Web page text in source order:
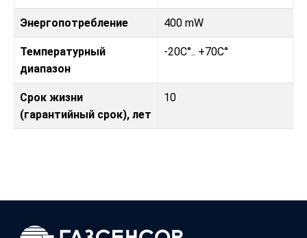
Энергопотребление 400 mW
Температурный
диапазон
-20C°.. +70C°
Срок жизни
(гарантийный срок), лет
10